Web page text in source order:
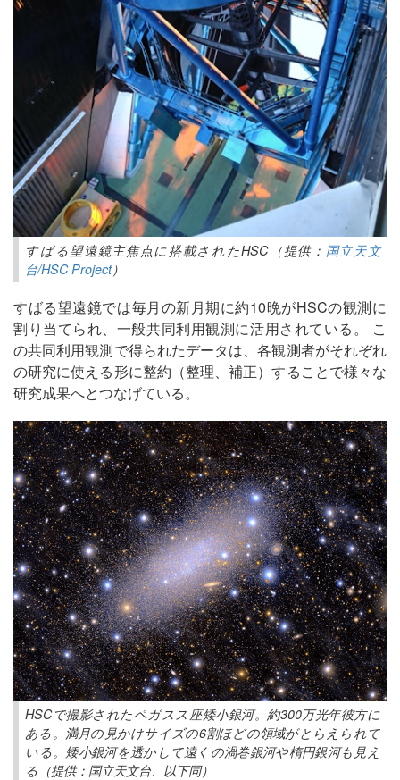
すばる望遠鏡主焦点に搭載されたHSC（提供： 国立天文
台/HSC Project）
すばる望遠鏡では毎月の新月期に約10晩がHSCの観測に
割り当てられ、一般共同利用観測に活用されている。 こ
の共同利用観測で得られたデータは、各観測者がそれぞれ
の研究に使える形に整約（整理、補正）することで様々な
研究成果へとつなげている。
HSCで撮影されたペガスス座矮小銀河。約300万光年彼方に
ある。満月の見かけサイズの6割ほどの領域がとらえられて
いる。矮小銀河を透かして遠くの渦巻銀河や楕円銀河も見え
る（提供：国立天文台、以下同）